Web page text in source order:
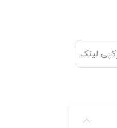
کپی لینک